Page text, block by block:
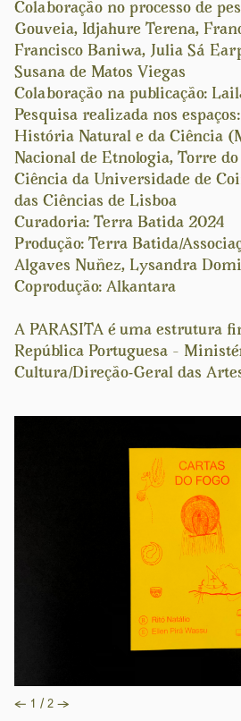
Colaboração no processo de
Gouveia, Idjahure Terena,
Francisco Baniwa, Julia Sá
Susana de Matos Viegas
Colaboração na publicação:
Pesquisa realizada nos
História Natural e da Ciência
Nacional de Etnologia, Torre
Ciência da Universidade de
das Ciências de Lisboa
Curadoria: Terra Batida 2024
Produção: Terra Batida/
Algaves Nuñez, Lysandra
Coprodução: Alkantara
A PARASITA é uma estrutura
República Portuguesa –
Cultura/Direção-Geral das
← 1 / 2 →